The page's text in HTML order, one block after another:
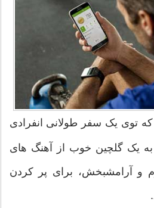
توی یک سفر طولانی انفرادی
به یک گلچین خوب از آهنگ های
و آرامشبخش، برای پر کردن